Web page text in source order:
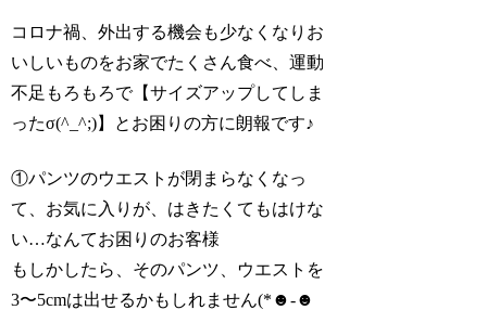
コロナ禍、外出する機会も少なくなりお
いしいものをお家でたくさん食べ、運動
不足もろもろで【サイズアップしてしま
ったσ(^_^;)】とお困りの方に朗報です♪
①パンツのウエストが閉まらなくなっ
て、お気に入りが、はきたくてもはけな
い…なんてお困りのお客様
もしかしたら、そのパンツ、ウエストを
3〜5cmは出せるかもしれません(*☻-☻